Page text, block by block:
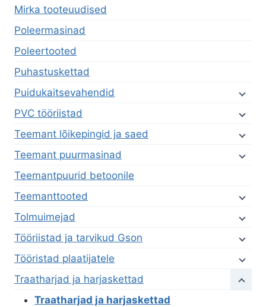
Mirka tooteuudised
Poleermasinad
Poleertooted
Puhastuskettad
Puidukaitsevahendid
PVC tööriistad
Teemant lõikepingid ja saed
Teemant puurmasinad
Teemantpuurid betoonile
Teemanttooted
Tolmuimejad
Tööriistad ja tarvikud Gson
Tööristad plaatijatele
Traatharjad ja harjaskettad
Traatharjad ja harjaskettad